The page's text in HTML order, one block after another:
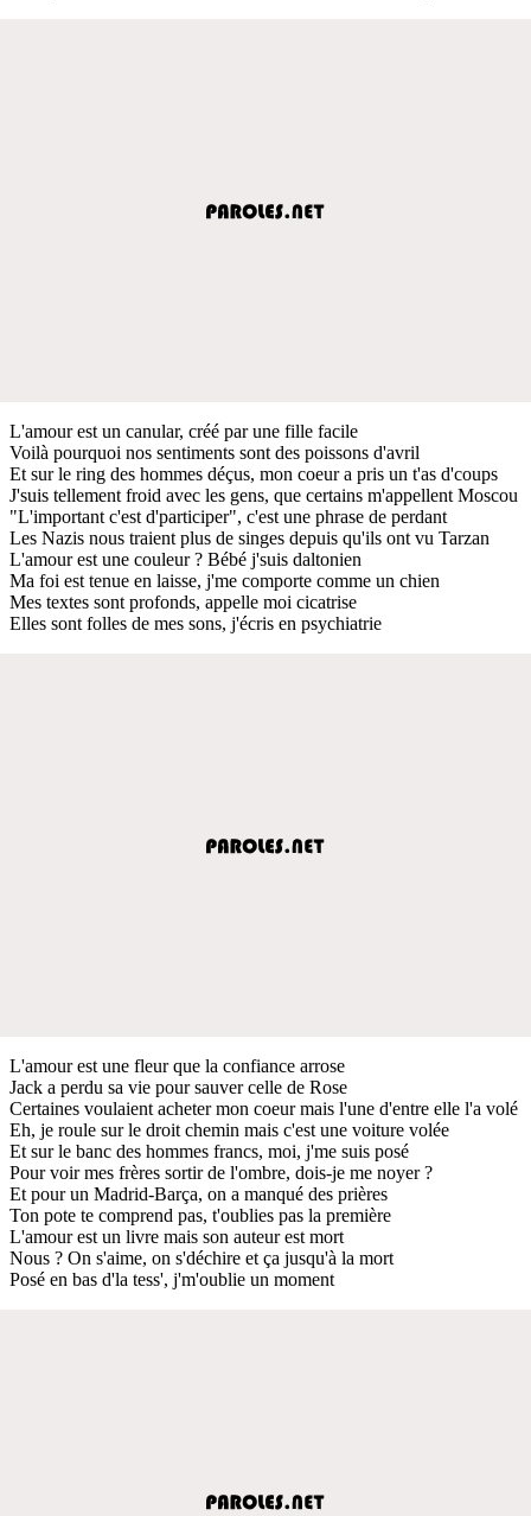
L'amour est un canular, créé par une fille facile
Voilà pourquoi nos sentiments sont des poissons d'avril
Et sur le ring des hommes déçus, mon coeur a pris un t'as d'coups
J'suis tellement froid avec les gens, que certains m'appellent Moscou
"L'important c'est d'participer", c'est une phrase de perdant
Les Nazis nous traient plus de singes depuis qu'ils ont vu Tarzan
L'amour est une couleur ? Bébé j'suis daltonien
Ma foi est tenue en laisse, j'me comporte comme un chien
Mes textes sont profonds, appelle moi cicatrise
Elles sont folles de mes sons, j'écris en psychiatrie
L'amour est une fleur que la confiance arrose
Jack a perdu sa vie pour sauver celle de Rose
Certaines voulaient acheter mon coeur mais l'une d'entre elle l'a volé
Eh, je roule sur le droit chemin mais c'est une voiture volée
Et sur le banc des hommes francs, moi, j'me suis posé
Pour voir mes frères sortir de l'ombre, dois-je me noyer ?
Et pour un Madrid-Barça, on a manqué des prières
Ton pote te comprend pas, t'oublies pas la première
L'amour est un livre mais son auteur est mort
Nous ? On s'aime, on s'déchire et ça jusqu'à la mort
Posé en bas d'la tess', j'm'oublie un moment